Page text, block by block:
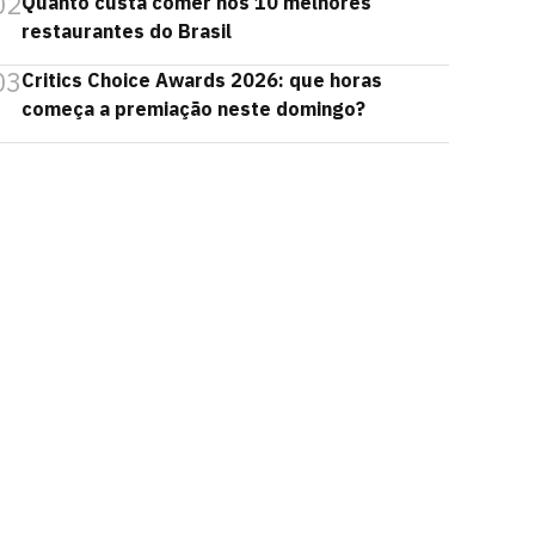
restaurantes do Brasil
Critics Choice Awards 2026: que horas
começa a premiação neste domingo?